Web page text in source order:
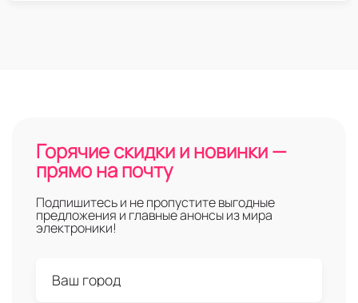
Горячие скидки и новинки —
прямо на почту
Подпишитесь и не пропустите выгодные
предложения и главные анонсы из мира
электроники!